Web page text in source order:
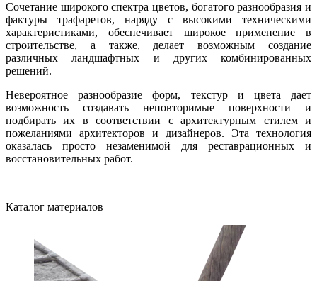
Сочетание широкого спектра цветов, богатого разнообразия и
фактуры трафаретов, наряду с высокими техническими
характеристиками, обеспечивает широкое применение в
строительстве, а также, делает возможным создание
различных ландшафтных и других комбинированных
решений.
Невероятное разнообразие форм, текстур и цвета дает
возможность создавать неповторимые поверхности и
подбирать их в соответствии с архитектурным стилем и
пожеланиями архитекторов и дизайнеров. Эта технология
оказалась просто незаменимой для реставрационных и
восстановительных работ.
Каталог материалов